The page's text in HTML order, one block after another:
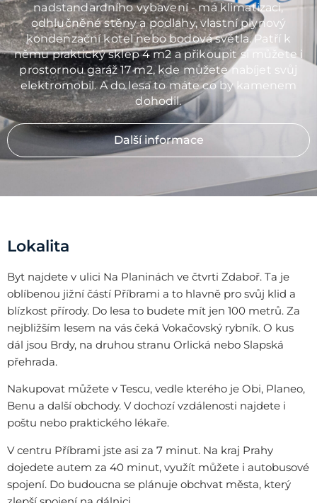
nadstandardního vybavení - má klimatizaci,
odhlučněné stěny a podlahy, vlastní plynový
kondenzační kotel nebo bodová světla. Patří k
němu praktický sklep 4 m2 a přikoupit si můžete i
prostornou garáž 17 m2, kde můžete nabíjet svůj
elektromobil. A do lesa to máte co by kamenem
dohodil.
Další informace
Lokalita
Byt najdete v ulici Na Planinách ve čtvrti Zdaboř. Ta je
oblíbenou jižní částí Příbrami a to hlavně pro svůj klid a
blízkost přírody. Do lesa to budete mít jen 100 metrů. Za
nejbližším lesem na vás čeká Vokačovský rybník. O kus
dál jsou Brdy, na druhou stranu Orlická nebo Slapská
přehrada.
Nakupovat můžete v Tescu, vedle kterého je Obi, Planeo,
Benu a další obchody. V dochozí vzdálenosti najdete i
poštu nebo praktického lékaře.
V centru Příbrami jste asi za 7 minut. Na kraj Prahy
dojedete autem za 40 minut, využít můžete i autobusové
spojení. Do budoucna se plánuje obchvat města, který